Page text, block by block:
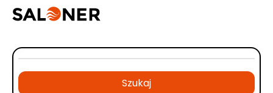
Szukaj